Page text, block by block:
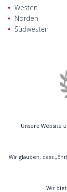
Westen
Norden
Südwesten
Unsere Website
Wir glauben, dass
Wir